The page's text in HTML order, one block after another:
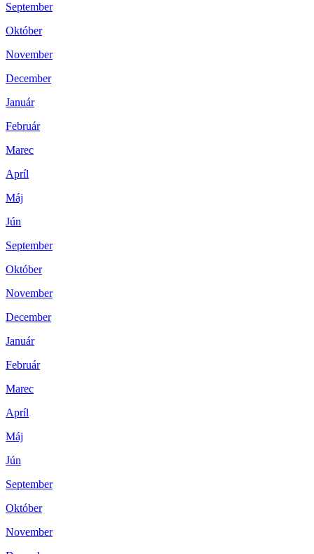
September
Október
November
December
Január
Február
Marec
Apríl
Máj
Jún
September
Október
November
December
Január
Február
Marec
Apríl
Máj
Jún
September
Október
November